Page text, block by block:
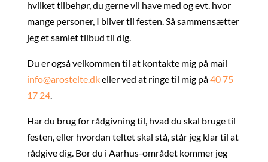
hvilket tilbehør, du gerne vil have med og evt. hvor
mange personer, I bliver til festen. Så sammensætter
jeg et samlet tilbud til dig.
Du er også velkommen til at kontakte mig på mail
info@arostelte.dkeller ved at ringe til mig på40 75
17 24.
Har du brug for rådgivning til, hvad du skal bruge til
festen, eller hvordan teltet skal stå, står jeg klar til at
rådgive dig. Bor du i Aarhus-området kommer jeg